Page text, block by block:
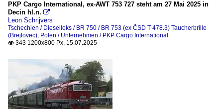
PKP Cargo International, ex-AWT 753 727 steht am 27 Mai 2025 in
Decin hl.n. 
Leon Schrijvers
Tschechien / Dieselloks / BR 750 / BR 753 (ex ČSD T 478.3) Taucherbrille
(Brejlovec), Polen / Unternehmen / PKP Cargo International
 343 1200x800 Px, 15.07.2025